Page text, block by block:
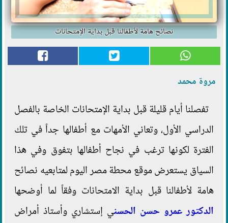
نصائح هامة لأطفالنا قبل بداية الإمتحانات
مروة محمد
تفصلنا أيام قليلة قبل بداية الإمتحانات الخاصة بالفصل
الدراسي الأول، وتعاني الأمهات مع أطفالها جداً في تلك
الفترة لكونها ترغب في نجاح أطفالها بتفوق وفي هذا
السياق يستعرض موقع محطة مصر اليوم لمتابعيه نصائح
هامة لأطفالنا قبل بداية الامتحانات وفقاً لما أوضحها
الدكتور عمرو حسن الحسني إستشاري وأستاذ أمراض